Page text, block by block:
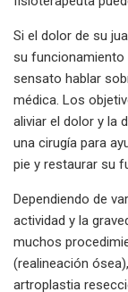
Si el dolor de su
su funcionamiento
sensato hablar
médica. Los
aliviar el dolor y la
una cirugía para
pie y restaurar su
Dependiendo de
actividad y la
muchos
(realineación
artroplastia